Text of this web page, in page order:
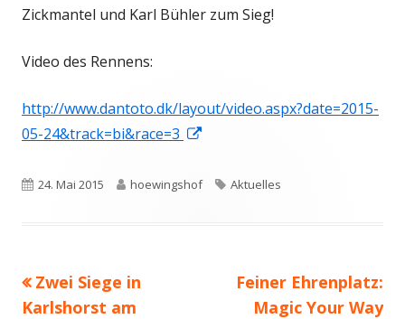
Zickmantel und Karl Bühler zum Sieg!
Video des Rennens:
http://www.dantoto.dk/layout/video.aspx?date=2015-
05-24&track=bi&race=3
Fenster
Veröffentlicht
24. Mai 2015 Autor
hoewingshof Schlagwörter
Aktuelles
Beitragsnavigation
Vorheriger
Beitrag:
Zwei Siege in
Karlshorst am
Nächster
Beitrag
Feiner Ehrenplatz:
Magic Your Way